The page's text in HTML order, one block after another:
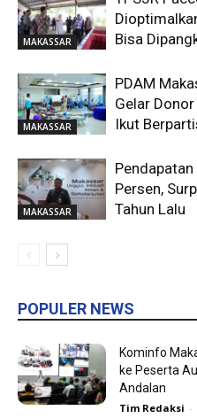
MAKASSAR
Bisa
MAKASSAR
PDAM
Gelar
Ikut
MAKASSAR
Persen,
Tahun Lalu
POPULER NEWS
Kominfo
ke Peserta
Andalan
Tim Redaksi -